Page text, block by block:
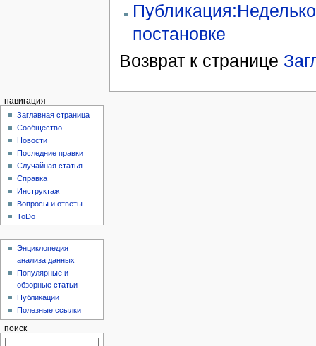
постановке
Возврат к странице
навигация
Заглавная страница
Сообщество
Новости
Последние правки
Случайная статья
Справка
Инструктаж
Вопросы и ответы
ToDo
Энциклопедия
анализа данных
Популярные и
обзорные статьи
Публикации
Полезные ссылки
поиск